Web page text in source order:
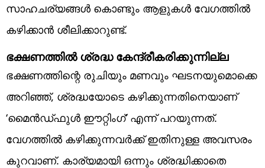
സാഹചര്യങ്ങൾ കൊണ്ടും ആളുകൾ വേഗത്തിൽ
കഴിക്കാൻ ശീലിക്കാറുണ്ട്.
ഭക്ഷണത്തിൽ ശ്രദ്ധ കേന്ദ്രീകരിക്കുന്നില്ല
ഭക്ഷണത്തിന്റെ രുചിയും മണവും ഘടനയുമൊക്കെ
അറിഞ്ഞ്, ശ്രദ്ധയോടെ കഴിക്കുന്നതിനെയാണ്
‘മൈൻഡ്ഫുൾ ഈറ്റിംഗ്’ എന്ന് പറയുന്നത്.
വേഗത്തിൽ കഴിക്കുന്നവർക്ക് ഇതിനുള്ള അവസരം
കുറവാണ്. കാര്യമായി ഒന്നും ശ്രദ്ധിക്കാതെ